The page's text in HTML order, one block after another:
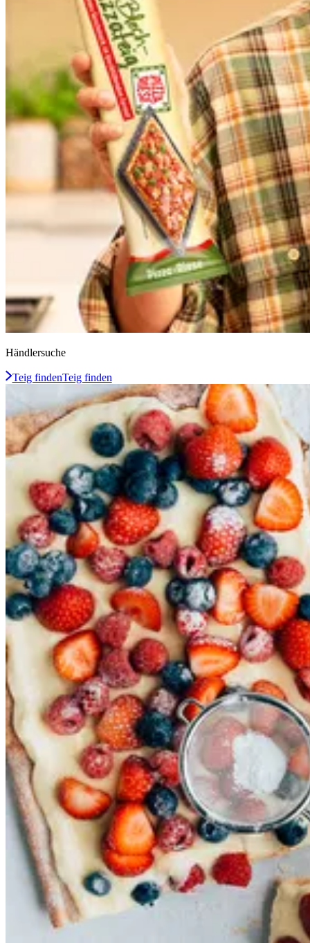
Händlersuche
Teig findenTeig finden